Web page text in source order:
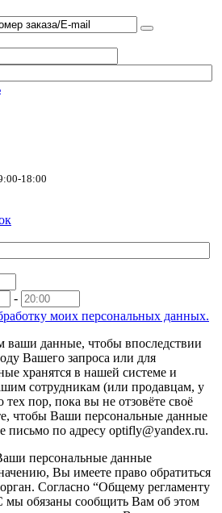
18:00
-
моих персональных данных.
данные, чтобы впоследствии
Вашего запроса или для
хранятся в нашей системе и
сотрудникам (или продавцам, у
тех пор, пока вы не отзовёте своё
чтобы Ваши персональные данные
письмо по адресу optifly@yandex.ru.
персональные данные
Вы имеете право обратиться
Согласно “Общему регламенту
мы обязаны сообщить Вам об этом